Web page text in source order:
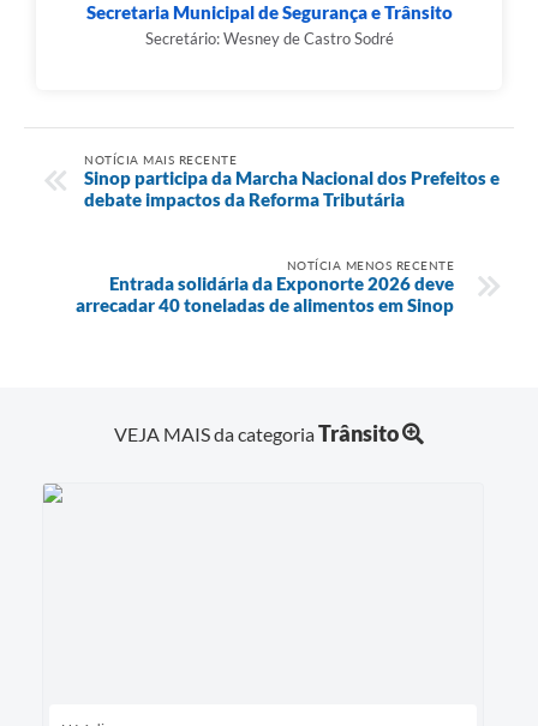
Secretaria Municipal de Segurança e Trânsito
Secretário: Wesney de Castro Sodré
NOTÍCIA MAIS RECENTE
Sinop participa da Marcha Nacional dos Prefeitos e
debate impactos da Reforma Tributária
NOTÍCIA MENOS RECENTE
Entrada solidária da Exponorte 2026 deve
arrecadar 40 toneladas de alimentos em Sinop
VEJA MAIS da categoriaTrânsito